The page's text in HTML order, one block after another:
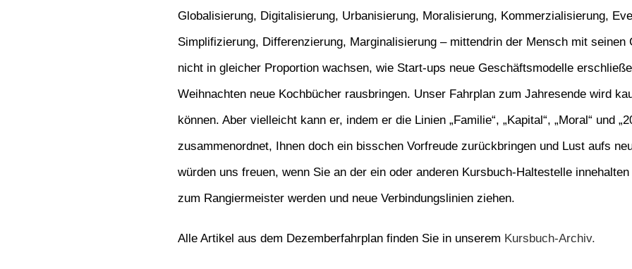
Globalisierung, Digitalisierung, Urbanisierung, Moralisierung, Kommerzialisierung,
Simplifizierung, Differenzierung, Marginalisierung – mittendrin der Mensch mit seinen
nicht in gleicher Proportion wachsen, wie Start-ups neue Geschäftsmodelle
Weihnachten neue Kochbücher rausbringen. Unser Fahrplan zum Jahresende wird
können. Aber vielleicht kann er, indem er die Linien „Familie“, „Kapital“, „Moral“ und
zusammenordnet, Ihnen doch ein bisschen Vorfreude zurückbringen und Lust aufs
würden uns freuen, wenn Sie an der ein oder anderen Kursbuch-Haltestelle
zum Rangiermeister werden und neue Verbindungslinien ziehen.
Alle Artikel aus dem Dezemberfahrplan finden Sie in unserem Kursbuch-Archiv.